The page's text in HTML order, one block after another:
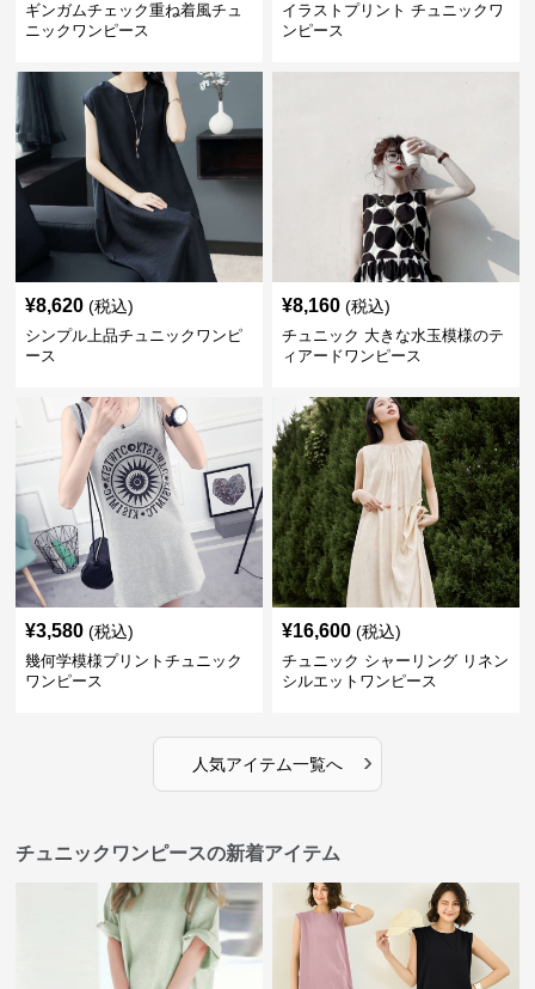
ギンガムチェック重ね着風チュ
ニックワンピース
イラストプリント チュニックワ
ンピース
¥8,620 (税込)
シンプル上品チュニックワンピ
ース
¥8,160 (税込)
チュニック 大きな水玉模様のテ
ィアードワンピース
¥3,580 (税込)
幾何学模様プリントチュニック
ワンピース
¥16,600 (税込)
チュニック シャーリング リネン
シルエットワンピース
人気アイテム一覧へ ›
チュニックワンピースの新着アイテム